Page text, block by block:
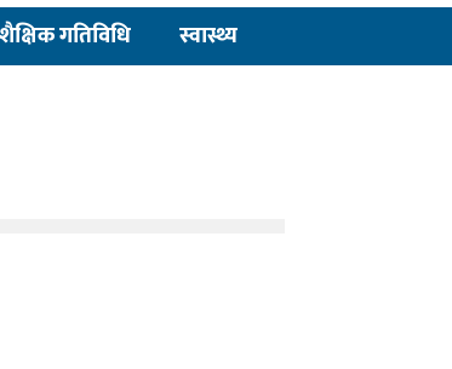
शैक्षिक गतिविधि स्वास्थ्य